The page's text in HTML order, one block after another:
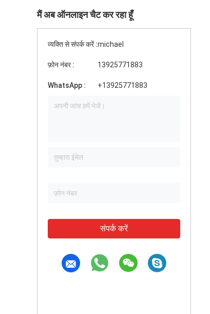
मैं अब ऑनलाइन चैट कर रहा हूँ
व्यक्ति से संपर्क करें :michael
फ़ोन नंबर : 13925771883
WhatsApp : +13925771883
संपर्क करें